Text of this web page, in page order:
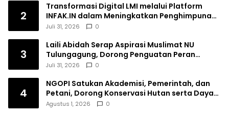
2
Transformasi Digital LMI melalui Platform
INFAK.IN dalam Meningkatkan Penghimpunan
Dana Filantropi Islam
Juli 31, 2026 0
3
Laili Abidah Serap Aspirasi Muslimat NU
Tulungagung, Dorong Penguatan Peran
Perempuan
Juli 31, 2026 0
4
NGOPI Satukan Akademisi, Pemerintah, dan
Petani, Dorong Konservasi Hutan serta Daya
Saing Kopi Tulungagung
Agustus 1, 2026 0